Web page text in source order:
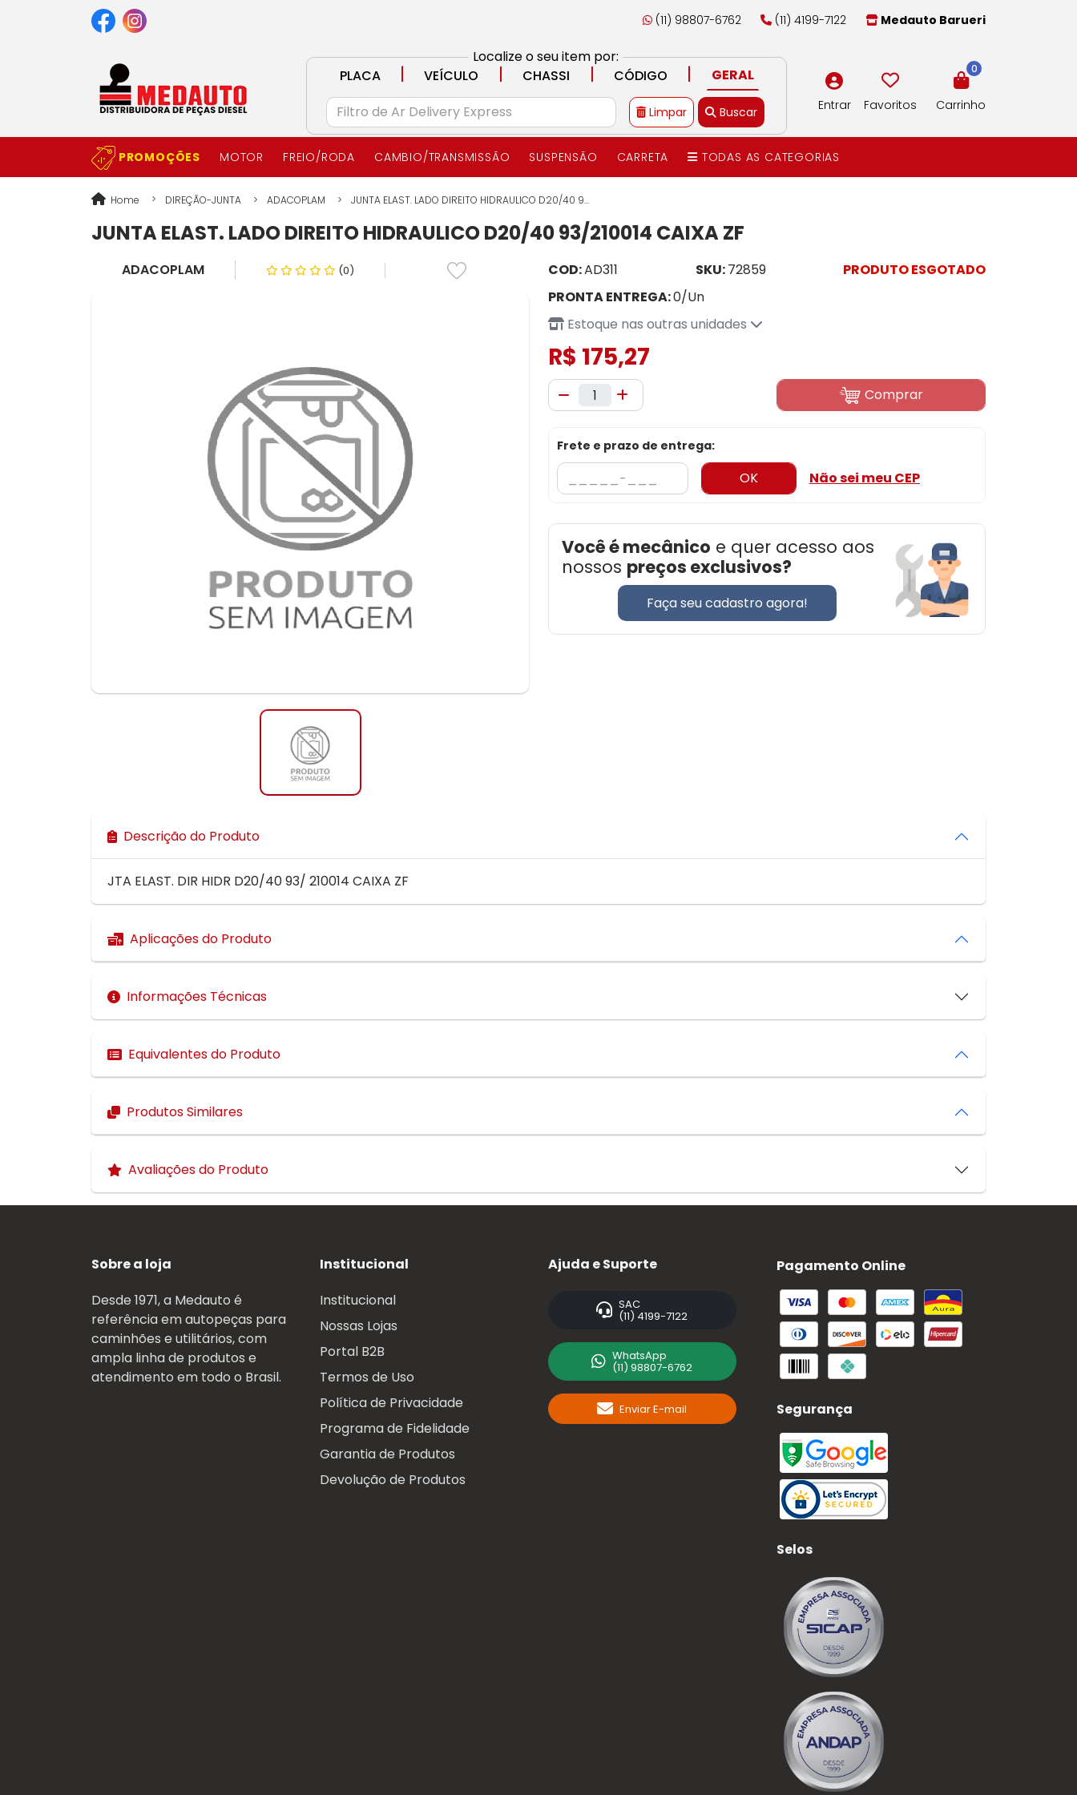
(11) 98807-6762 (11) 4199-7122 Medauto Barueri
Localize o seu item por:
PLACA
| VEÍCULO | CHASSI | CÓDIGO | GERAL
Limpar Buscar Entrar Favoritos
0
Carrinho
PROMOÇÕES MOTOR FREIO/RODA CAMBIO/TRANSMISSÃO SUSPENSÃO CARRETA TODAS AS CATEGORIAS
Home DIREÇÃO-JUNTA ADACOPLAM JUNTA ELAST. LADO DIREITO HIDRAULICO D20/40 9...
JUNTA ELAST. LADO DIREITO HIDRAULICO D20/40 93/210014 CAIXA ZF
ADACOPLAM (0) COD:AD311 SKU:72859
PRODUTO ESGOTADO
PRONTA ENTREGA:0/Un
Estoque nas outras unidades
R$ 175,27
Comprar
Frete e prazo de entrega:
OK Não sei meu CEP
Você é mecânico e quer acesso aos
nossos preços exclusivos?
Faça seu cadastro agora!
Descrição do Produto
JTA ELAST. DIR HIDR D20/40 93/ 210014 CAIXA ZF
Aplicações do Produto
Informações Técnicas
Equivalentes do Produto
Produtos Similares
Avaliações do Produto
Sobre a loja
Desde 1971, a Medauto é
referência em autopeças para
caminhões e utilitários, com
ampla linha de produtos e
atendimento em todo o Brasil.
Institucional
Institucional
Nossas Lojas
Portal B2B
Termos de Uso
Política de Privacidade
Programa de Fidelidade
Garantia de Produtos
Devolução de Produtos
Ajuda e Suporte
SAC
(11) 4199-7122
WhatsApp
(11) 98807-6762
Enviar E-mail
Pagamento Online
Segurança
Selos